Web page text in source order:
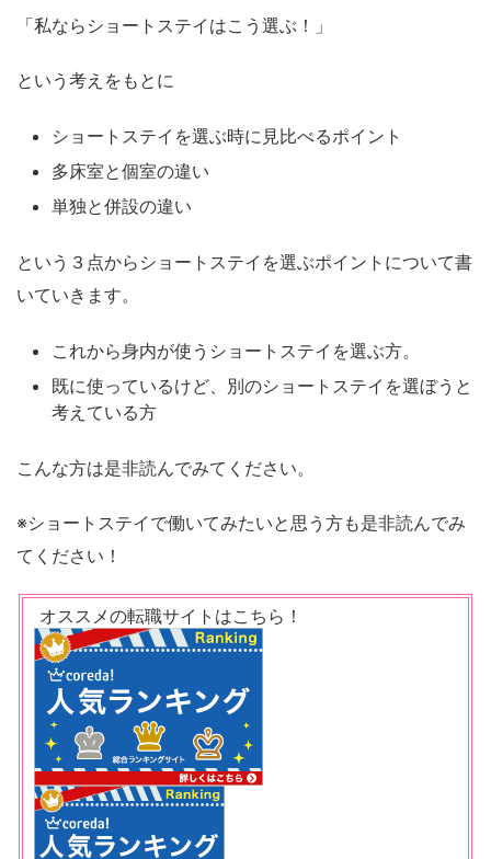
「私ならショートステイはこう選ぶ！」
という考えをもとに
ショートステイを選ぶ時に見比べるポイント
多床室と個室の違い
単独と併設の違い
という３点からショートステイを選ぶポイントについて書
いていきます。
これから身内が使うショートステイを選ぶ方。
既に使っているけど、別のショートステイを選ぼうと
考えている方
こんな方は是非読んでみてください。
※ショートステイで働いてみたいと思う方も是非読んでみ
てください！
オススメの転職サイトはこちら！